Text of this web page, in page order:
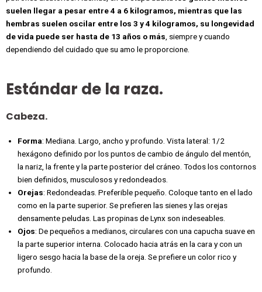
suelen llegar a pesar entre 4 a 6 kilogramos, mientras que las
hembras suelen oscilar entre los 3 y 4 kilogramos, su longevidad
de vida puede ser hasta de 13 años o más , siempre y cuando
dependiendo del cuidado que su amo le proporcione.
Estándar de la raza.
Cabeza.
Forma: Mediana. Largo, ancho y profundo. Vista lateral: 1/2
hexágono definido por los puntos de cambio de ángulo del mentón,
la nariz, la frente y la parte posterior del cráneo. Todos los contornos
bien definidos, musculosos y redondeados.
Orejas: Redondeadas. Preferible pequeño. Coloque tanto en el lado
como en la parte superior. Se prefieren las sienes y las orejas
densamente peludas. Las propinas de Lynx son indeseables.
Ojos: De pequeños a medianos, circulares con una capucha suave en
la parte superior interna. Colocado hacia atrás en la cara y con un
ligero sesgo hacia la base de la oreja. Se prefiere un color rico y
profundo.